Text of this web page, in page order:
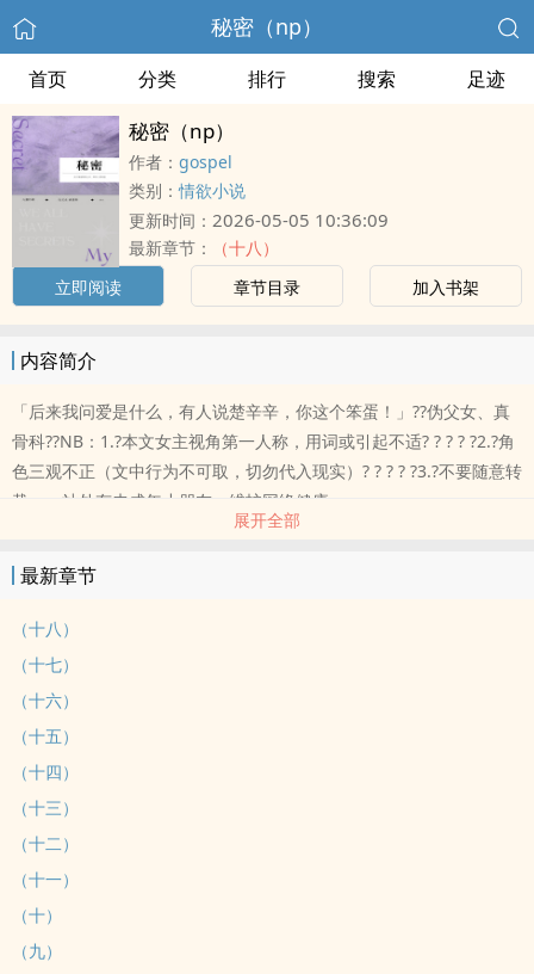
秘密（np）
首页 分类 排行 搜索 足迹
秘密（np）
作者： gospel
类别：情欲小说
更新时间： 2026-05-05 10:36:09
最新章节：
（十八）
立即阅读
章节目录 加入书架
内容简介
「后来我问爱是什么，有人说楚辛辛，你这个笨蛋！」??伪父女、真
骨科??NB：1.?本文女主视角第一人称，用词或引起不适? ? ? ? ?2.?角
色三观不正（文中行为不可取，切勿代入现实）? ? ? ? ?3.?不要随意转
载——站外有未成年小朋友，维护网络健康
展开全部
最新章节
（十八）
（十七）
（十六）
（十五）
（十四）
（十三）
（十二）
（十一）
（十）
（九）